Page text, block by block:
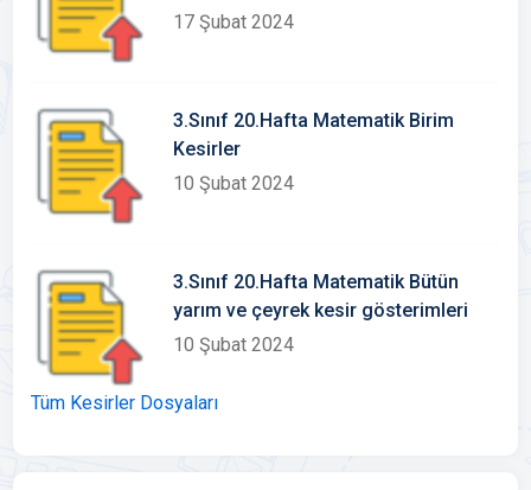
17 Şubat 2024
3.Sınıf 20.Hafta Matematik Birim
Kesirler
10 Şubat 2024
3.Sınıf 20.Hafta Matematik Bütün
yarım ve çeyrek kesir gösterimleri
10 Şubat 2024
Tüm Kesirler Dosyaları